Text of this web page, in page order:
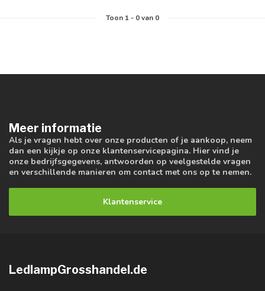
Toon 1- 0van 0
Meer informatie
Als je vragen hebt over onze producten of je aankoop, neem
dan een kijkje op onze klantenservicepagina. Hier vind je
onze bedrijfsgegevens, antwoorden op veelgestelde vragen
en verschillende manieren om contact met ons op te nemen.
Klantenservice
LedlampGrosshandel.de